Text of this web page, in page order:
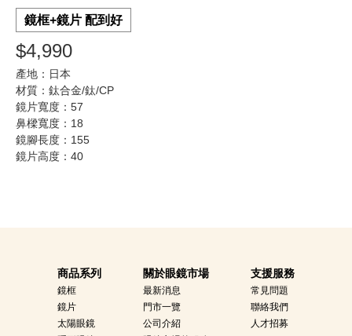
鏡框+鏡片 配到好
$4,990
產地：日本
材質：鈦合金/鈦/CP
鏡片寬度：57
鼻樑寬度：18
鏡腳長度：155
鏡片高度：40
商品系列
鏡框
鏡片
太陽眼鏡
關於眼鏡市場
最新消息
門市一覽
公司介紹
支援服務
常見問題
聯絡我們
人才招募